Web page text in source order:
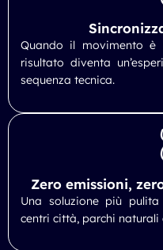
Quando il movimento è
risultato diventa
sequenza tecnica.
Zero emissioni,
Una soluzione più
centri città, parchi naturali